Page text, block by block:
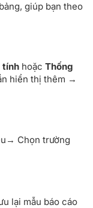
giúp bạn theo
tính hoặc Thống
hiển thị thêm →
Chọn trường
lại mẫu báo cáo